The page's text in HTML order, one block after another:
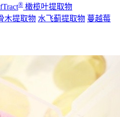
® 橄榄叶提取物
木提取物 水飞蓟提取物 蔓越莓